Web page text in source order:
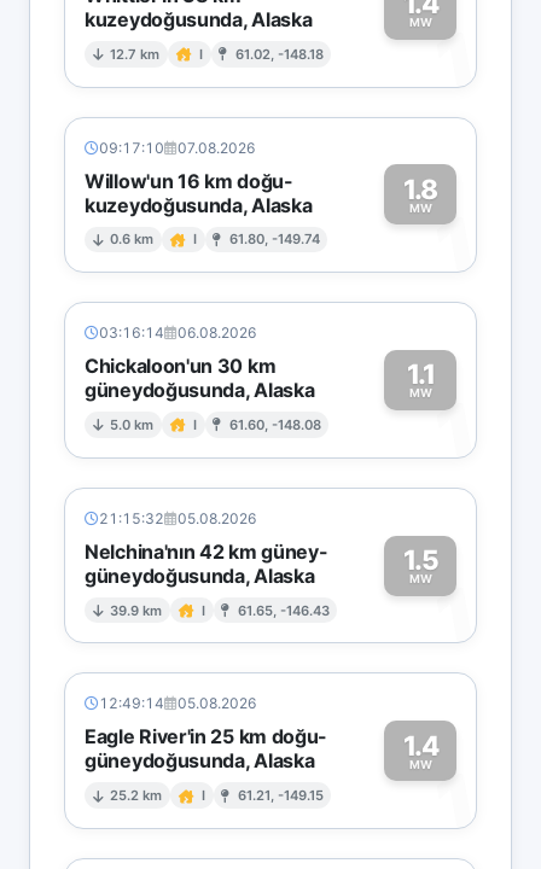
kuzeydoğusunda, Alaska
12.7 km I 61.02, -148.18
MW1
09:17:10 07.08.2026
Willow'un 16 km doğu-
kuzeydoğusunda, Alaska
0.6 km I 61.80, -149.74
1.8
MW1
03:16:14 06.08.2026
Chickaloon'un 30 km
güneydoğusunda, Alaska
5.0 km I 61.60, -148.08
1.1
MW1
21:15:32 05.08.2026
Nelchina'nın 42 km güney-
güneydoğusunda, Alaska
39.9 km I 61.65, -146.43
1.5
MW1
12:49:14 05.08.2026
Eagle River'in 25 km doğu-
güneydoğusunda, Alaska
25.2 km I 61.21, -149.15
1.4
MW1